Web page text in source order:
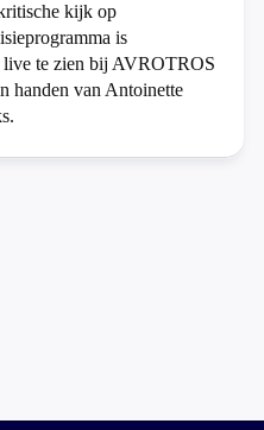
kijk op
is
live te zien bij AVROTROS
handen van Antoinette